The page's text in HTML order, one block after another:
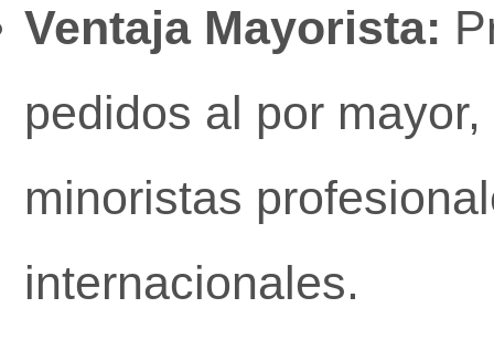
Ventaja Mayorista:
pedidos al por
minoristas
internacionales.